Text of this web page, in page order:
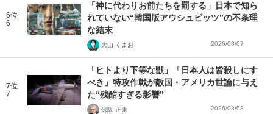
6位
6
「神に代わりお前たちを罰する」日本で知ら
れていない“韓国版アウシュビッツ”の不条理
な結末
大山 くまお 2026/08/07
7位
7
「ヒトより下等な獣」「日本人は皆殺しにす
べき」特攻作戦が敵国・アメリカ世論に与え
た“残酷すぎる影響”
保阪 正康 2026/08/08